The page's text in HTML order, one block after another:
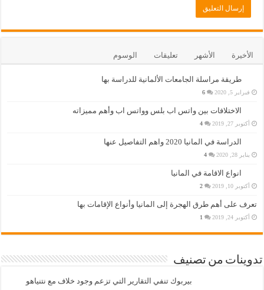
الأخيرة الأشهر تعليقات الوسوم
طريقة مراسلة الجامعات الألمانية للدراسة بها
فبراير 5, 2020 6
الاختلافات بين واتس اب بلس وواتس اب وأهم مميزاته
أكتوبر 27, 2019 4
الدراسة في المانيا 2020 واهم التفاصيل عنها
يناير 28, 2020 4
انواع الاقامة في المانيا
أكتوبر 10, 2019 2
تعرف على أهم طرق الهجرة إلى المانيا وأنواع الإقامات بها
أكتوبر 24, 2019 1
تدوينات من تصنيف
بيربوك تنفي التقارير التي تزعم وجود خلاف مع نتنياهو